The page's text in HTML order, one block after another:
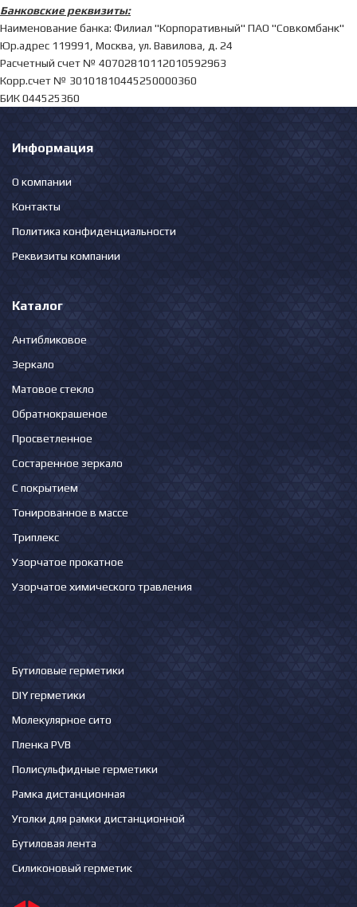
Банковские реквизиты:
Наименование банка: Филиал "Корпоративный" ПАО "Совкомбанк"
Юр.адрес 119991, Москва, ул. Вавилова, д. 24
Расчетный счет № 40702810112010592963
Корр.счет № 30101810445250000360
БИК 044525360
Информация
О компании
Контакты
Политика конфиденциальности
Реквизиты компании
Каталог
Антибликовое
Зеркало
Матовое стекло
Обратнокрашеное
Просветленное
Состаренное зеркало
С покрытием
Тонированное в массе
Триплекс
Узорчатое прокатное
Узорчатое химического травления
Бутиловые герметики
DIY герметики
Молекулярное сито
Пленка PVB
Полисульфидные герметики
Рамка дистанционная
Уголки для рамки дистанционной
Бутиловая лента
Силиконовый герметик